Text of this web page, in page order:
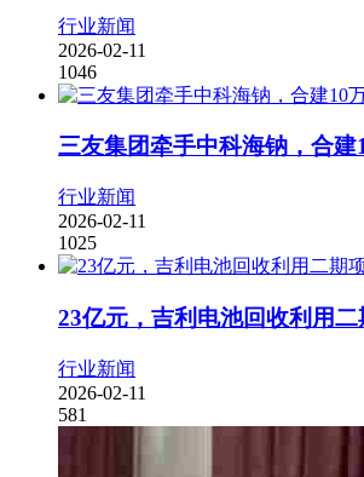
行业新闻
2026-02-11
1046
三友集团牵手中科海钠，合建
行业新闻
2026-02-11
1025
23亿元，吉利电池回收利用
行业新闻
2026-02-11
581